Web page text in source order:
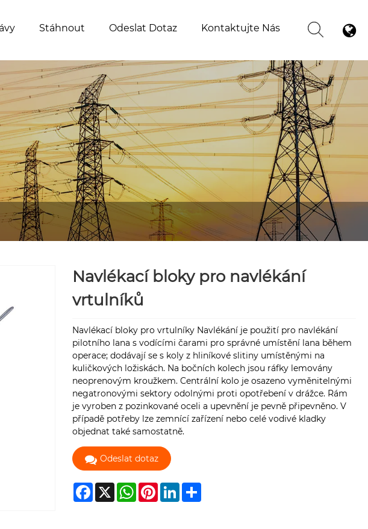
Stáhnout Odeslat Dotaz Kontaktujte Nás
Navlékací bloky pro navlékání
vrtulníků
Navlékací bloky pro vrtulníky Navlékání je použití pro navlékání
pilotního lana s vodícími čarami pro správné umístění lana během
operace; dodávají se s koly z hliníkové slitiny umístěnými na
kuličkových ložiskách. Na bočních kolech jsou ráfky lemovány
neoprenovým kroužkem. Centrální kolo je osazeno vyměnitelnými
negatronovými sektory odolnými proti opotřebení v drážce. Rám
je vyroben z pozinkované oceli a upevnění je pevně připevněno. V
případě potřeby lze zemnící zařízení nebo celé vodivé kladky
objednat také samostatně.
Odeslat dotaz
Facebook
X WhatsApp
PinterestLinkedInShare